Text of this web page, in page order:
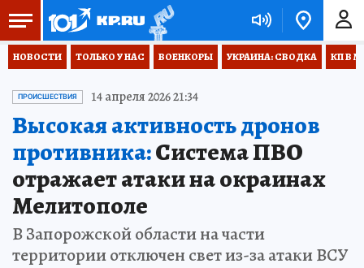
НОВОСТИ ТОЛЬКО У НАС ВОЕНКОРЫ УКРАИНА: СВОДКА КП В
ПРОИСШЕСТВИЯ 14 апреля 2026 21:34
Высокая активность дронов
противника:Система ПВО
отражает атаки на окраинах
Мелитополе
В Запорожской области на части
территории отключен свет из-за атаки ВСУ